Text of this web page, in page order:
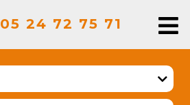
05 24 72 75 71